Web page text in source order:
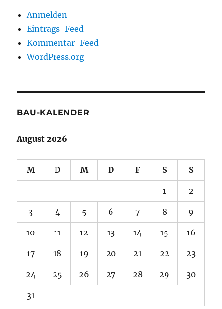
Anmelden
Eintrags-Feed
Kommentar-Feed
WordPress.org
BAU-KALENDER
August 2026
M D M D F S S
1 2
3 4 5 6 7 8 9
10 11 12 13 14 15 16
17 18 19 20 21 22 23
24 25 26 27 28 29 30
31